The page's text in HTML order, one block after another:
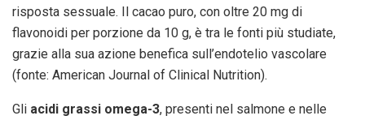
risposta sessuale. Il cacao puro, con oltre 20 mg di
flavonoidi per porzione da 10 g, è tra le fonti più studiate,
grazie alla sua azione benefica sull’endotelio vascolare
(fonte: American Journal of Clinical Nutrition).
Gli acidi grassi omega-3, presenti nel salmone e nelle